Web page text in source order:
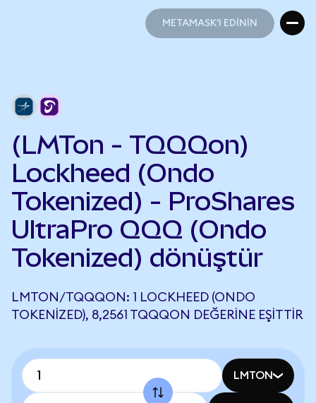
METAMASK'I EDİNİN
(LMTon - TQQQon)
Lockheed (Ondo
Tokenized) - ProShares
UltraPro QQQ (Ondo
Tokenized) dönüştür
LMTON/TQQQON: 1 LOCKHEED (ONDO
TOKENIZED), 8,2561 TQQQON DEĞERINE EŞITTIR
LMTON